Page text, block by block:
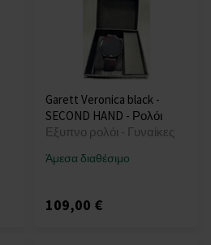
Garett Veronica black -
SECOND HAND - Ρολόι
Εξυπνο ρολόι - Γυναίκες
Άμεσα διαθέσιμο
109,00 €